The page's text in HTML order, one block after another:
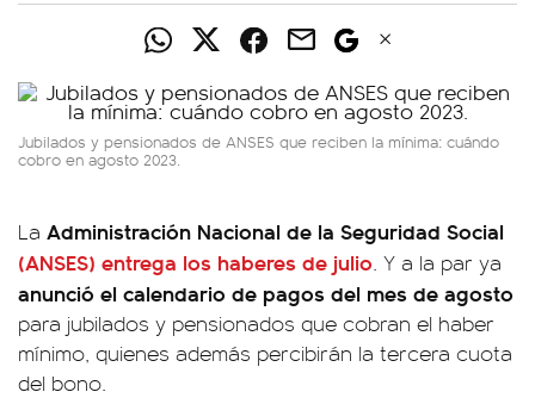
Jubilados y pensionados de ANSES que reciben la mínima: cuándo
cobro en agosto 2023.
La Administración Nacional de la Seguridad Social
(ANSES) entrega los haberes de julio. Y a la par ya
anunció el calendario de pagos del mes de agosto
para jubilados y pensionados que cobran el haber
mínimo, quienes además percibirán la tercera cuota
del bono.